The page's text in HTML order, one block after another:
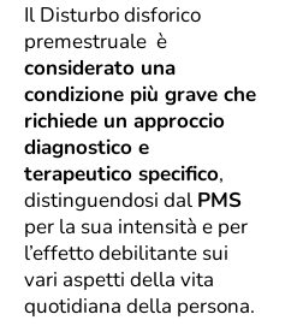
Il Disturbo disforico
premestruale è
considerato una
condizione più grave che
richiede un approccio
diagnostico e
terapeutico specifico,
distinguendosi dal PMS
per la sua intensità e per
l’effetto debilitante sui
vari aspetti della vita
quotidiana della persona.